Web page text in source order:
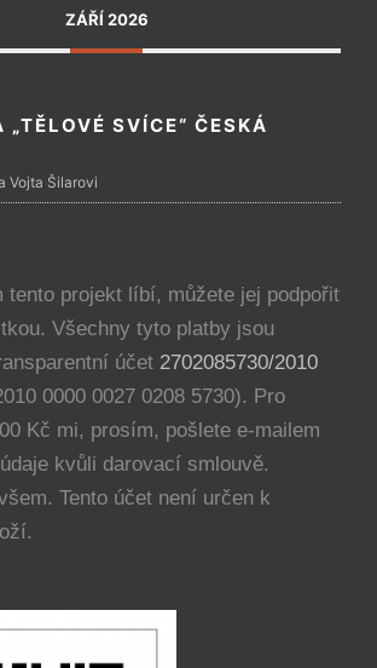
ZÁŘÍ 2026
„TĚLOVÉ SVÍCE“ ČESKÁ
Vojta Šilarovi
tento projekt líbí, můžete jej podpořit
Všechny tyto platby jsou
účet 2702085730/2010
0000 0027 0208 5730). Pro
Kč mi, prosím, pošlete e-mailem
kvůli darovací smlouvě.
Tento účet není určen k